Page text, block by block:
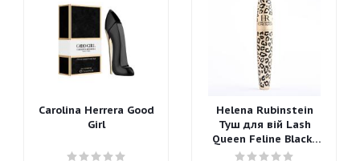
Carolina Herrera Good
Girl
Helena Rubinstein
Туш для вій Lash
Queen Feline Blacks
Mascara